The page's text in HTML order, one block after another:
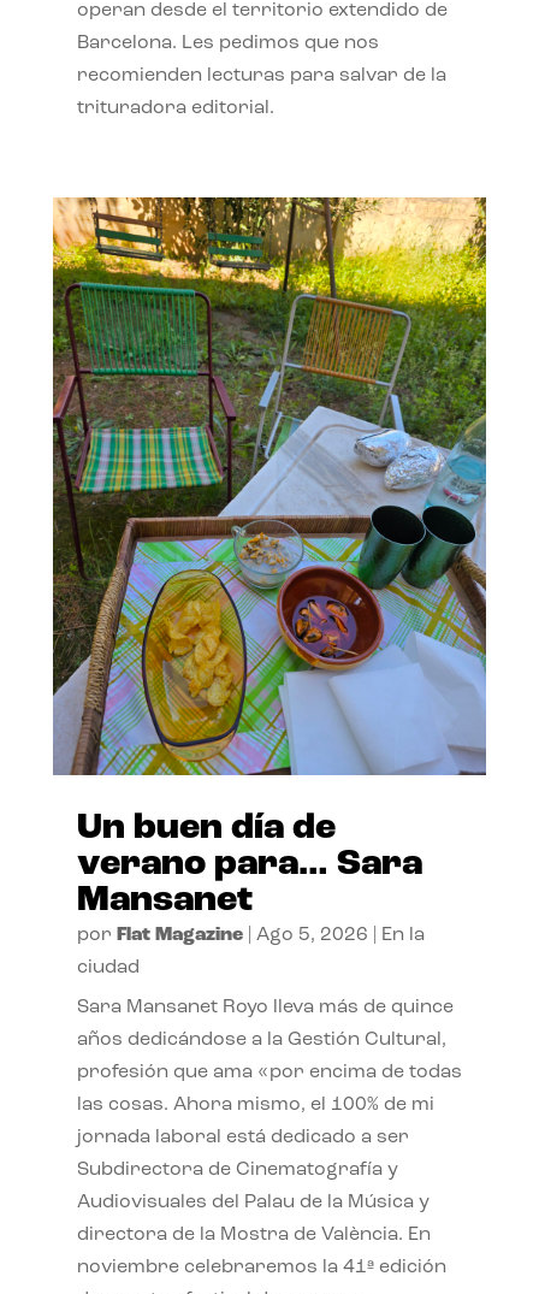
operan desde el territorio extendido de
Barcelona. Les pedimos que nos
recomienden lecturas para salvar de la
trituradora editorial.
Un buen día de
verano para… Sara
Mansanet
por Flat Magazine| Ago 5, 2026
En la
ciudad
Sara Mansanet Royo lleva más de quince
años dedicándose a la Gestión Cultural,
profesión que ama «por encima de todas
las cosas. Ahora mismo, el 100% de mi
jornada laboral está dedicado a ser
Subdirectora de Cinematografía y
Audiovisuales del Palau de la Música y
directora de la Mostra de València. En
noviembre celebraremos la 41ª edición